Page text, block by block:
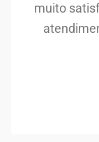
muito